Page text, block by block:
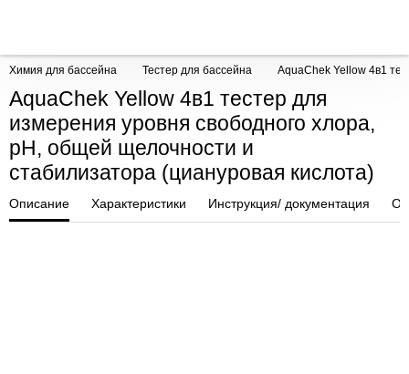
Химия для бассейна Тестер для бассейна AquaChek Yellow 4в1
AquaChek Yellow 4в1 тестер для
измерения уровня свободного хлора,
рН, общей щелочности и
стабилизатора (циануровая кислота)
Описание Характеристики Инструкция/ документация